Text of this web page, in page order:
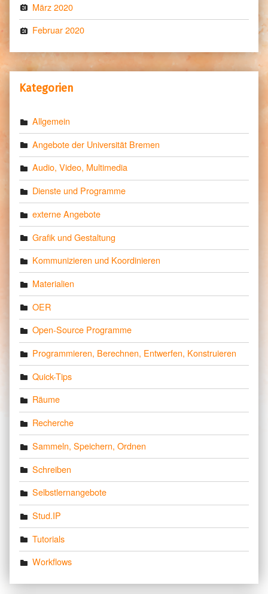
März 2020
Februar 2020
Kategorien
Allgemein
Angebote der Universität Bremen
Audio, Video, Multimedia
Dienste und Programme
externe Angebote
Grafik und Gestaltung
Kommunizieren und Koordinieren
Materialien
OER
Open-Source Programme
Programmieren, Berechnen, Entwerfen, Konstruieren
Quick-Tips
Räume
Recherche
Sammeln, Speichern, Ordnen
Schreiben
Selbstlernangebote
Stud.IP
Tutorials
Workflows